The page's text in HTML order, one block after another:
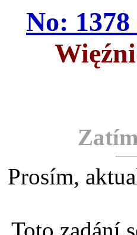
No: 1378
Prosím,